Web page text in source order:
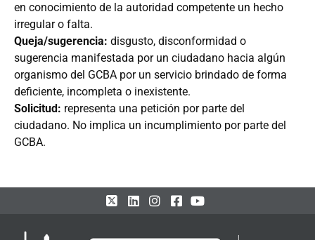
en conocimiento de la autoridad competente un hecho
irregular o falta.
Queja/sugerencia: disgusto, disconformidad o
sugerencia manifestada por un ciudadano hacia algún
organismo del GCBA por un servicio brindado de forma
deficiente, incompleta o inexistente.
Solicitud: representa una petición por parte del
ciudadano. No implica un incumplimiento por parte del
GCBA.